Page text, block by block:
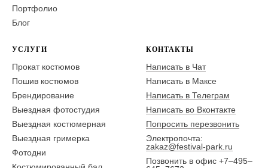
Портфолио
Блог
УСЛУГИ
Прокат костюмов
Пошив костюмов
Брендирование
Выездная фотостудия
Выездная костюмерная
Выездная гримерка
Фотодни
КОНТАКТЫ
Написать в Чат
Написать в Максе
Написать в Телеграм
Написать во Вконтакте
Попросить перезвонить
Электропочта:
zakaz@festival-park.ru
Позвонить в офис +7–495–